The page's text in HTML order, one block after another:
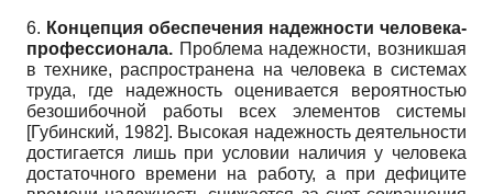
6. Концепция обеспечения надежности человека-
профессионала. Проблема надежности, возникшая
в технике, распространена на человека в системах
труда, где надежность оценивается вероятностью
безошибочной работы всех элементов системы
[Губинский, 1982]. Высокая надежность деятельности
достигается лишь при условии наличия у человека
достаточного времени на работу, а при дефиците